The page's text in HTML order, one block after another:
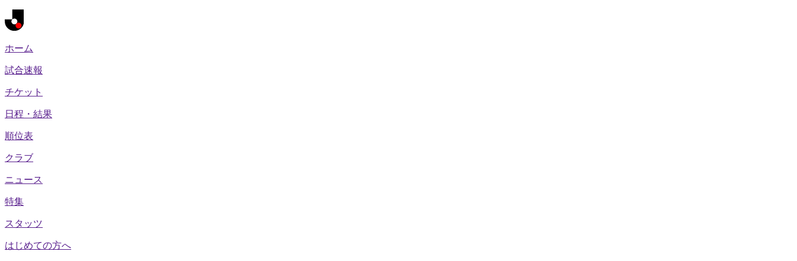
ホーム
試合速報
チケット
日程・結果
順位表
クラブ
ニュース
特集
スタッツ
はじめての方へ